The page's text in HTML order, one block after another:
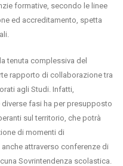
formative, secondo le linee
ed accreditamento, spetta
tenuta complessiva del
rapporto di collaborazione tra
agli Studi. Infatti,
fasi ha per presupposto
sul territorio, che potrà
di momenti di
attraverso conferenze di
Sovrintendenza scolastica.